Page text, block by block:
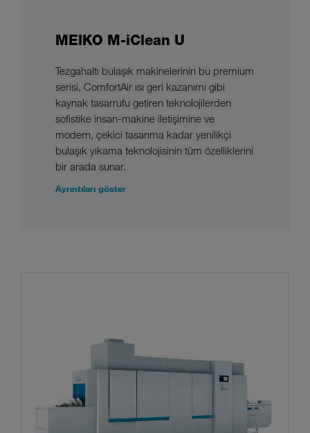
MEIKO M-iClean U
Tezgahaltı bulaşık makinelerinin bu premium
serisi, ComfortAir ısı geri kazanımı gibi
kaynak tasarrufu getiren teknolojilerden
sofistike insan-makine iletişimine ve
modern, çekici tasarıma kadar yenilikçi
bulaşık yıkama teknolojisinin tüm özelliklerini
bir arada sunar.
Ayrıntıları göster